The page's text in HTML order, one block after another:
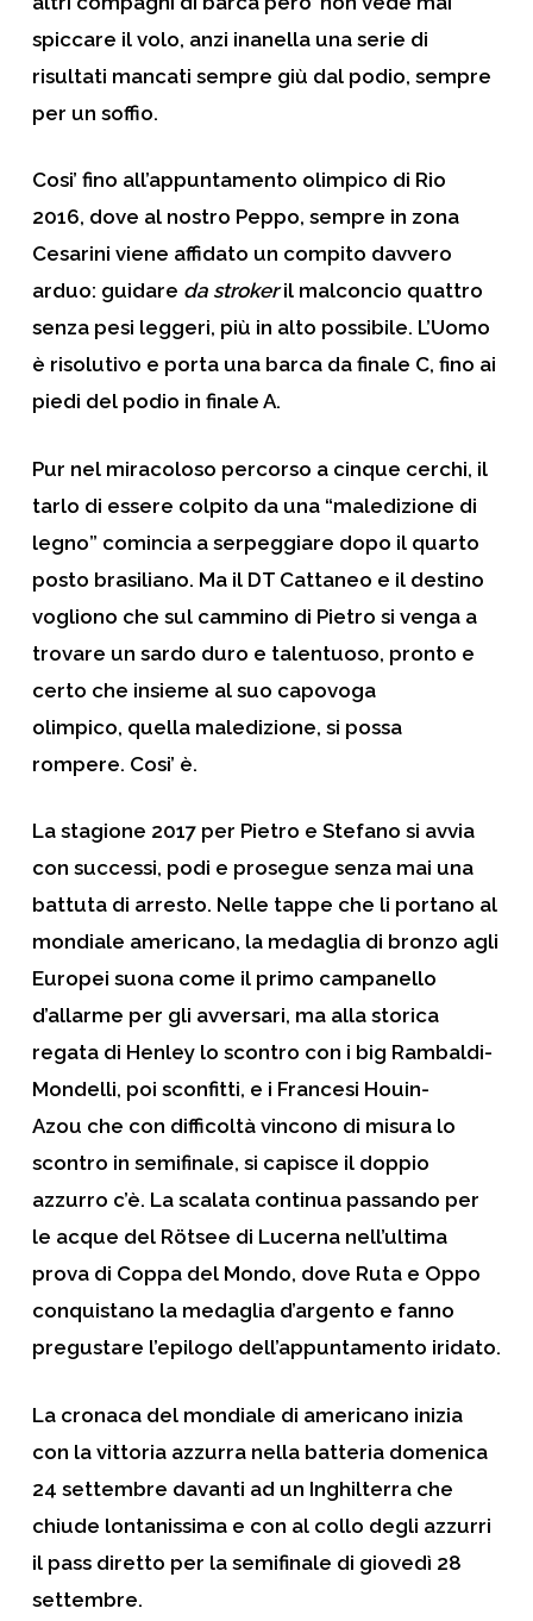
spiccare il volo, anzi inanella una serie di
risultati mancati sempre giù dal podio, sempre
per un soffio.
Cosi’ fino all’appuntamento olimpico di Rio
2016, dove al nostro Peppo, sempre in zona
Cesarini viene affidato un compito davvero
arduo: guidare da strokeril malconcio quattro
senza pesi leggeri, più in alto possibile. L’Uomo
è risolutivo e porta una barca da finale C, fino ai
piedi del podio in finale A.
Pur nel miracoloso percorso a cinque cerchi, il
tarlo di essere colpito da una “maledizione di
legno” comincia a serpeggiare dopo il quarto
posto brasiliano. Ma il DT Cattaneo e il destino
vogliono che sul cammino di Pietro si venga a
trovare un sardo duro e talentuoso, pronto e
certo che insieme al suo capovoga
olimpico, quella maledizione, si possa
rompere. Cosi’ è.
La stagione 2017 per Pietro e Stefano si avvia
con successi, podi e prosegue senza mai una
battuta di arresto. Nelle tappe che li portano al
mondiale americano, la medaglia di bronzo agli
Europei suona come il primo campanello
d’allarme per gli avversari, ma alla storica
regata di Henley lo scontro con i big Rambaldi-
Mondelli, poi sconfitti, e i Francesi Houin-
Azou che con difficoltà vincono di misura lo
scontro in semifinale, si capisce il doppio
azzurro c’è. La scalata continua passando per
le acque del Rötsee di Lucerna nell’ultima
prova di Coppa del Mondo, dove Ruta e Oppo
conquistano la medaglia d’argento e fanno
pregustare l’epilogo dell’appuntamento iridato.
La cronaca del mondiale di americano inizia
con la vittoria azzurra nella batteria domenica
24 settembre davanti ad un Inghilterra che
chiude lontanissima e con al collo degli azzurri
il pass diretto per la semifinale di giovedì 28
settembre.